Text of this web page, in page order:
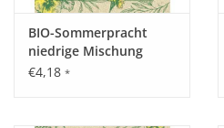
Kultur:
BIO-Sommerpracht
niedrige Mischung
€4,18 *